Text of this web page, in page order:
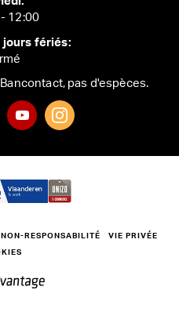
12:00
jours fériés:
pas d'espèces.
RESPONSABILITÉ VIE PRIVÉE